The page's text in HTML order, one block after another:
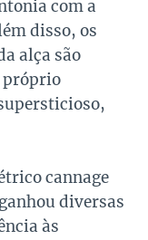
com a
disso, os
alça são
próprio
cannage
diversas
às